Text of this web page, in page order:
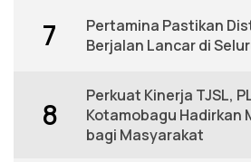
7
Pertamina Pastikan
Berjalan Lancar di
8
Perkuat Kinerja TJSL,
Kotamobagu Hadirkan
bagi Masyarakat